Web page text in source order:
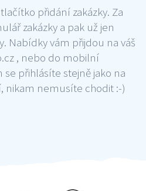
přidání zakázky. Za
zakázky a pak už jen
Nabídky vám přijdou na váš
, nebo do mobilní
se přihlásíte stejně jako na
nikam nemusíte chodit :-)